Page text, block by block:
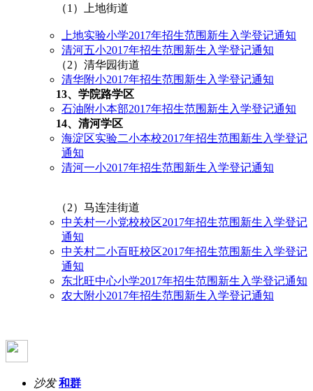
（1）上地街道
上地实验小学2017年招生范围新生入学登记通知
清河五小2017年招生范围新生入学登记通知
（2）清华园街道
清华附小2017年招生范围新生入学登记通知
13、学院路学区
石油附小本部2017年招生范围新生入学登记通知
14、清河学区
海淀区实验二小本校2017年招生范围新生入学登记
通知
清河一小2017年招生范围新生入学登记通知
（2）马连洼街道
中关村一小党校校区2017年招生范围新生入学登记
通知
中关村二小百旺校区2017年招生范围新生入学登记
通知
东北旺中心小学2017年招生范围新生入学登记通知
农大附小2017年招生范围新生入学登记通知
沙发 和群